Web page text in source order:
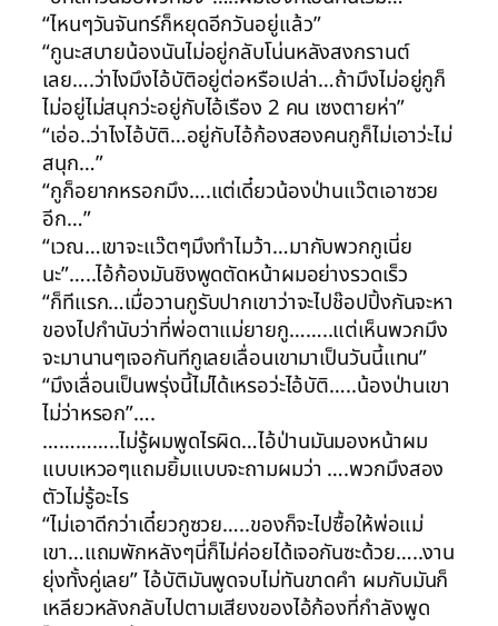
“ไหนๆวันจันทร์ก็หยุดอีกวันอยู่แล้ว”
“กูนะสบายน้องนันไม่อยู่กลับโน่นหลังสงกรานต์
เลย….ว่าไงมึงไอ้บัติอยู่ต่อหรือเปล่า…ถ้ามึงไม่อยู่กูก็
ไม่อยู่ไม่สนุกว่ะอยู่กับไอ้เรือง 2 คน เซงตายห่า”
“เอ่อ..ว่าไงไอ้บัติ…อยู่กับไอ้ก้องสองคนกูก็ไม่เอาว่ะไม่
สนุก…”
“กูก็อยากหรอกมึง….แต่เดี๋ยวน้องป่านแว๊ตเอาซวย
อีก…”
“เวณ…เขาจะแว๊ตๆมึงทำไมว้า…มากับพวกกูเนี่ย
นะ”…..ไอ้ก้องมันชิงพูดตัดหน้าผมอย่างรวดเร็ว
“ก็ทีแรก…เมื่อวานกูรับปากเขาว่าจะไปช๊อปปิ้งกันจะหา
ของไปกำนับว่าที่พ่อตาแม่ยายกู……..แต่เห็นพวกมึง
จะมานานๆเจอกันทีกูเลยเลื่อนเขามาเป็นวันนี้แทน”
“มึงเลื่อนเป็นพรุ่งนี้ไม่ได้เหรอว่ะไอ้บัติ…..น้องป่านเขา
ไม่ว่าหรอก”….
…………..ไม่รู้ผมพูดไรผิด…ไอ้ป่านมันมองหน้าผม
แบบเหวอๆแถมยิ้มแบบจะถามผมว่า ….พวกมึงสอง
ตัวไม่รู้อะไร
“ไม่เอาดีกว่าเดี๋ยวกูซวย…..ของก็จะไปซื้อให้พ่อแม่
เขา…แถมพักหลังๆนี่ก็ไม่ค่อยได้เจอกันซะด้วย…..งาน
ยุ่งทั้งคู่เลย” ไอ้บัติมันพูดจบไม่ทันขาดคำ ผมกับมันก็
เหลียวหลังกลับไปตามเสียงของไอ้ก้องที่กำลังพูด